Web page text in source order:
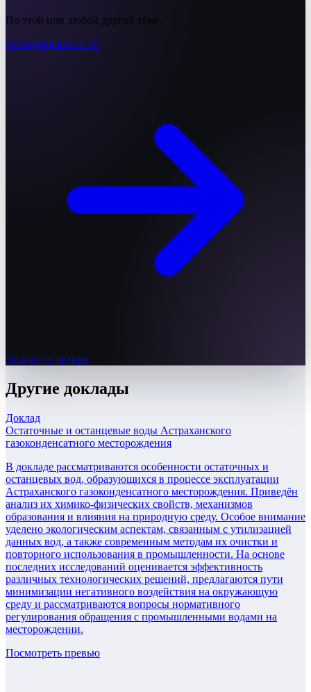
По этой или любой другой теме.
Сгенерировать с AI
Заказать у автора
Другие доклады
Доклад
Остаточные и останцевые воды Астраханского
газоконденсатного месторождения
В докладе рассматриваются особенности остаточных и
останцевых вод, образующихся в процессе эксплуатации
Астраханского газоконденсатного месторождения. Приведён
анализ их химико-физических свойств, механизмов
образования и влияния на природную среду. Особое внимание
уделено экологическим аспектам, связанным с утилизацией
данных вод, а также современным методам их очистки и
повторного использования в промышленности. На основе
последних исследований оценивается эффективность
различных технологических решений, предлагаются пути
минимизации негативного воздействия на окружающую
среду и рассматриваются вопросы нормативного
регулирования обращения с промышленными водами на
месторождении.
Посмотреть превью